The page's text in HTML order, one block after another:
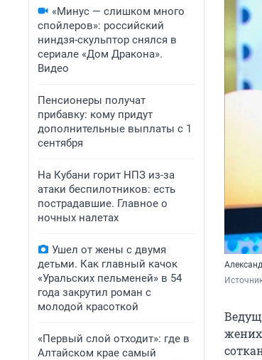
«Минус — слишком много
спойлеров»: российский
ниндзя-скульптор снялся в
сериале «Дом Дракона».
Видео
Пенсионеры получат
прибавку: кому придут
дополнительные выплаты с 1
сентября
На Кубани горит НПЗ из-за
атаки беспилотников: есть
пострадавшие. Главное о
ночных налетах
Ушел от жены с двумя
детьми. Как главный качок
«Уральских пельменей» в 54
года закрутил роман с
молодой красоткой
«Первый слой отходит»: где в
Алтайском крае самый